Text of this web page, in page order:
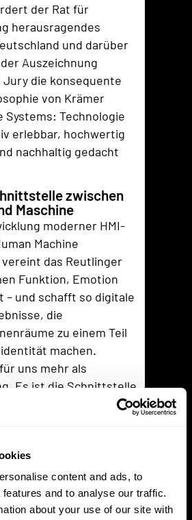
content and ads, to
and to analyse our traffic.
about your use of our site with
der Rat für
herausragendes
und darüber
Auszeichnung
die konsequente
von Krämer
Systems: Technologie
erlebbar, hochwertig
nachhaltig gedacht
zwischen
Maschine
moderner HMI-
Machine
das Reutlinger
Funktion, Emotion
– und schafft so digitale
die
zu einem Teil
machen.
uns mehr als
Es ist die Schnittstelle
und Technologie –
Head of Design bei
Systems.
Systeme